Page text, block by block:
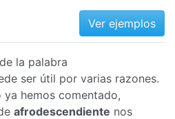
Ver ejemplos
la palabra
ser útil por varias razones.
hemos comentado,
afrodescendiente nos